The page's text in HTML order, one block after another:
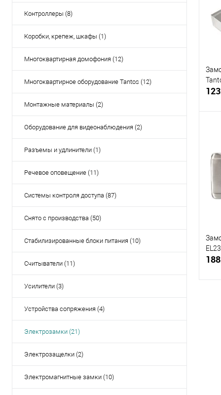
Контроллеры (8)
Коробки, крепеж, шкафы (1)
Многоквартирная домофония (12)
Многоквартирное оборудование Tantos (12)
Монтажные материалы (2)
Оборудование для видеонаблюдения (2)
Разъемы и удлинители (1)
Речевое оповещение (11)
Системы контроля доступа (87)
Снято с производства (50)
Стабилизированные блоки питания (10)
Считыватели (11)
Усилители (3)
Устройства сопряжения (4)
Электрозамки (21)
Электрозащелки (2)
Электромагнитные замки (10)
В
В